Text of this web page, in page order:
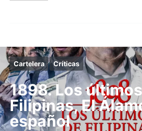
Cartelera Críticas
1898. Los
Filipinas, El
español